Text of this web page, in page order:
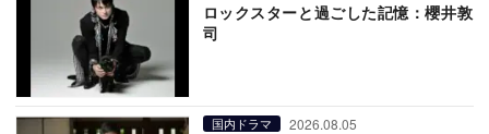
ロックスターと過ごした記憶：櫻井敦
司
国内ドラマ 2026.08.05